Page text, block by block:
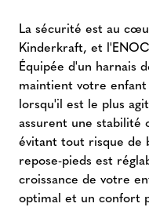
La sécurité est au
Kinderkraft, et
Équipée d'un harnais
maintient votre
lorsqu'il est le plus
assurent une stabilité
évitant tout risque de
repose-pieds est
croissance de votre
optimal et un confort